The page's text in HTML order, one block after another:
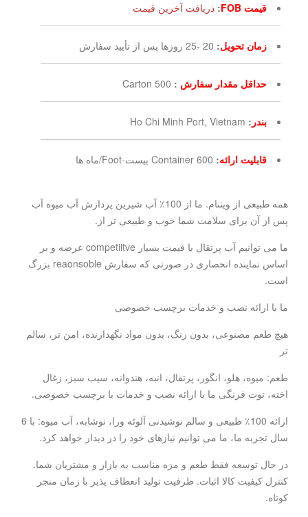
قیمت FOB : دریافت آخرین قیمت
زمان تحویل: 20 -25 روزها پس از تأیید سفارش
حداقل مقدار سفارش :
500 Carton
بندر :
Ho Chi Minh Port, Vietnam
قابلیت ارائه: 600 Container بیست-Foot/ماه ها
همه طبیعی از ویتنام. ما از 100٪ آب شیرین پردازش آب میوه آب
پس از آن برای سلامت شما خوب و طبیعی تر از.
ما می توانیم آب پرتقال با قیمت بسیار competiitve عرضه و بر
اساس نماینده انحصاری در صورتی که سفارش reaonsoble بزرگ
است.
ما با ارائه نصب و خدمات برچسب خصوصی
هیچ طعم مصنوعی، بدون رنگ، بدون مواد نگهدارنده، امن تر، سالم
تر
طعم: میوه، هلو، انگور، پرتقال، انبه، هندوانه، سیب سبز، زغال
اخته، توت فرنگی ما با ارائه نصب و خدمات با برچسب خصوصی.
ارائه 100٪ طبیعی و سالم نوشیدنی آلوئه ورا، نوشابه، آب میوه: با 6
سال تجربه ما، ما می توانیم نیازهای خود را در دیدار خواهد کرد.
در حال توسعه فقط طعم و مزه مناسب به بازار و مشتریان شما.
کنترل کیفیت کالا اثبات. ظرفیت تولید انعطاف پذیر با زمان منجر
کوتاه.